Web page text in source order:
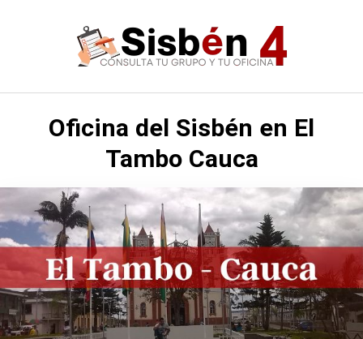
Oficina del Sisbén en El
Tambo Cauca